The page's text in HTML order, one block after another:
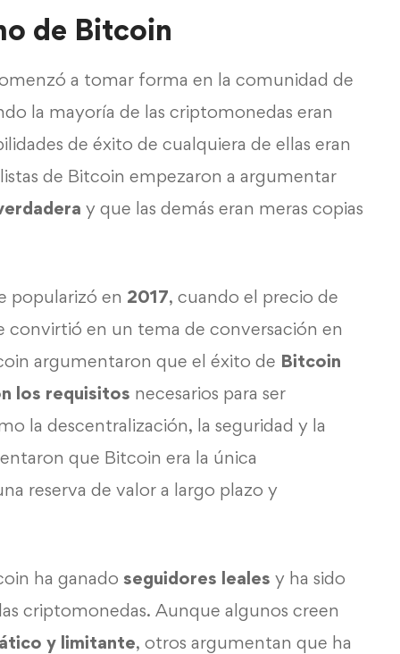
de Bitcoin
a tomar forma en la comunidad de
la mayoría de las criptomonedas eran
de éxito de cualquiera de ellas eran
de Bitcoin empezaron a argumentar
y que las demás eran meras copias
popularizó en 2017, cuando el precio de
convirtió en un tema de conversación en
argumentaron que el éxito de Bitcoin
los requisitos necesarios para ser
la descentralización, la seguridad y la
que Bitcoin era la única
reserva de valor a largo plazo y
ha ganado seguidores leales y ha sido
criptomonedas. Aunque algunos creen
y limitante, otros argumentan que ha